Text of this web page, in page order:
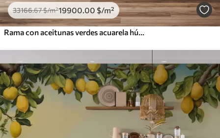
33166.67$/m²19900.00 $/m²
Rama con aceitunas verdes acuarela húmeda